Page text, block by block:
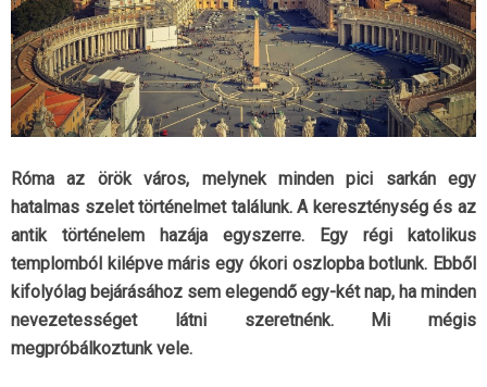
Róma az örök város, melynek minden pici sarkán egy
hatalmas szelet történelmet találunk. A kereszténység és az
antik történelem hazája egyszerre. Egy régi katolikus
templomból kilépve máris egy ókori oszlopba botlunk. Ebből
kifolyólag bejárásához sem elegendő egy-két nap, ha minden
nevezetességet látni szeretnénk. Mi mégis
megpróbálkoztunk vele.